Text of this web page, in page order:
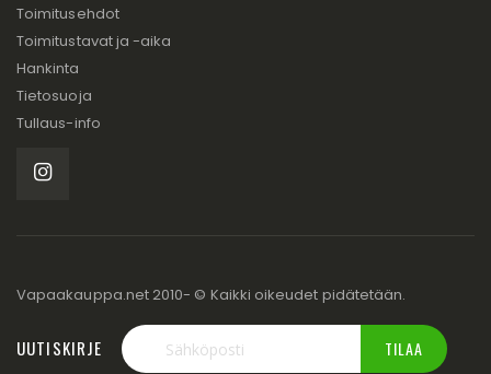
Toimitusehdot
Toimitustavat ja -aika
Hankinta
Tietosuoja
Tullaus-info
Vapaakauppa.net 2010- © Kaikki oikeudet pidätetään.
UUTISKIRJE TILAA